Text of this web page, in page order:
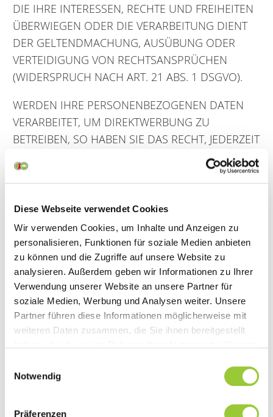
Diese Webseite verwendet Cookies
Wir verwenden Cookies, um Inhalte und Anzeigen zu
personalisieren, Funktionen für soziale Medien anbieten
zu können und die Zugriffe auf unsere Website zu
analysieren. Außerdem geben wir Informationen zu Ihrer
Verwendung unserer Website an unsere Partner für
soziale Medien, Werbung und Analysen weiter. Unsere
Partner führen diese Informationen möglicherweise mit
weiteren Daten zusammen, die Sie ihnen bereitgestellt
Cookies, wenn Sie unsere Webseite weiterhin nutzen.
Notwendig
Präferenzen
DIE IHRE INTERESSEN, RECHTE UND FREIHEITEN
ÜBERWIEGEN ODER DIE VERARBEITUNG DIENT
DER GELTENDMACHUNG, AUSÜBUNG ODER
VERTEIDIGUNG VON RECHTSANSPRÜCHEN
(WIDERSPRUCH NACH ART. 21 ABS. 1 DSGVO).
WERDEN IHRE PERSONENBEZOGENEN DATEN
VERARBEITET, UM DIREKTWERBUNG ZU
BETREIBEN, SO HABEN SIE DAS RECHT, JEDERZEIT
WIDERSPRUCH GEGEN DIE VERARBEITUNG SIE
BETREFFENDER PERSONENBEZOGENER DATEN
EINZULEGEN; DIES GILT AUCH FÜR DAS
PROFILING, SOWEIT ES MIT SOLCHER
DIREKTWERBUNG IN VERBINDUNG STEHT. WENN
SIE WIDERSPRECHEN, WERDEN IHRE
PERSONENBEZOGENEN DATEN ANSCHLIESSEND
NICHT MEHR ZUM ZWECKE DER
DIREKTWERBUNG VERWENDET (WIDERSPRUCH
NACH ART. 21 ABS. 2 DSGVO).
zuständigen
Aufsichtsbehörde